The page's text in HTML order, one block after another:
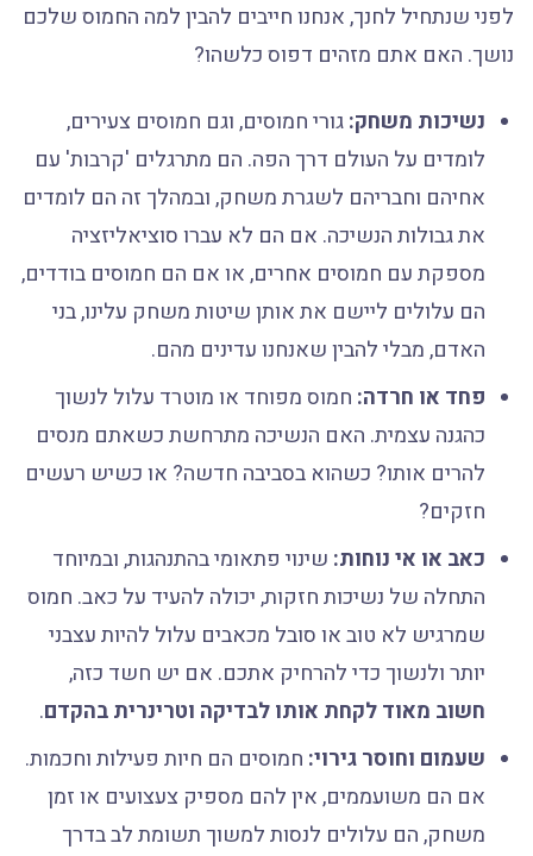
לפני שנתחיל לחנך, אנחנו חייבים להבין למה החמוס שלכם
נושך. האם אתם מזהים דפוס כלשהו?
נשיכות משחק:גורי חמוסים, וגם חמוסים צעירים,
לומדים על העולם דרך הפה. הם מתרגלים 'קרבות' עם
אחיהם וחבריהם לשגרת משחק, ובמהלך זה הם לומדים
את גבולות הנשיכה. אם הם לא עברו סוציאליזציה
מספקת עם חמוסים אחרים, או אם הם חמוסים בודדים,
הם עלולים ליישם את אותן שיטות משחק עלינו, בני
האדם, מבלי להבין שאנחנו עדינים מהם.
פחד או חרדה:חמוס מפוחד או מוטרד עלול לנשוך
כהגנה עצמית. האם הנשיכה מתרחשת כשאתם מנסים
להרים אותו? כשהוא בסביבה חדשה? או כשיש רעשים
חזקים?
כאב או אי נוחות:שינוי פתאומי בהתנהגות, ובמיוחד
התחלה של נשיכות חזקות, יכולה להעיד על כאב. חמוס
שמרגיש לא טוב או סובל מכאבים עלול להיות עצבני
יותר ולנשוך כדי להרחיק אתכם. אם יש חשד כזה,
חשוב מאוד לקחת אותו לבדיקה וטרינרית בהקדם.
שעמום וחוסר גירוי:חמוסים הם חיות פעילות וחכמות.
אם הם משועממים, אין להם מספיק צעצועים או זמן
משחק, הם עלולים לנסות למשוך תשומת לב בדרך